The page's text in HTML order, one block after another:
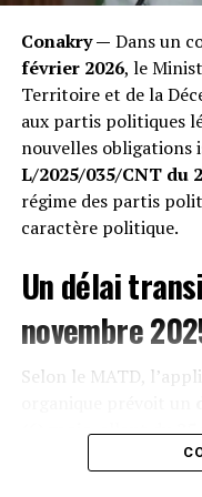
« Nous perdons nos
Quand on les ouvre
transformé en un bloc
impossibles à digérer
rencontré lors de
confirment une
intestinales mortelles,
déjà fragile. »
Conakry — Dans un
février 2026, le
Territoire et de la
aux partis politiques
nouvelles obligations
L/2025/035/CNT du
régime des partis
caractère politique.
Un délai
novembre
Selon le MATD,
(6) mois, allant du25
afin de permettre